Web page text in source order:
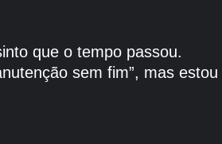
que o tempo passou.
sem fim”, mas